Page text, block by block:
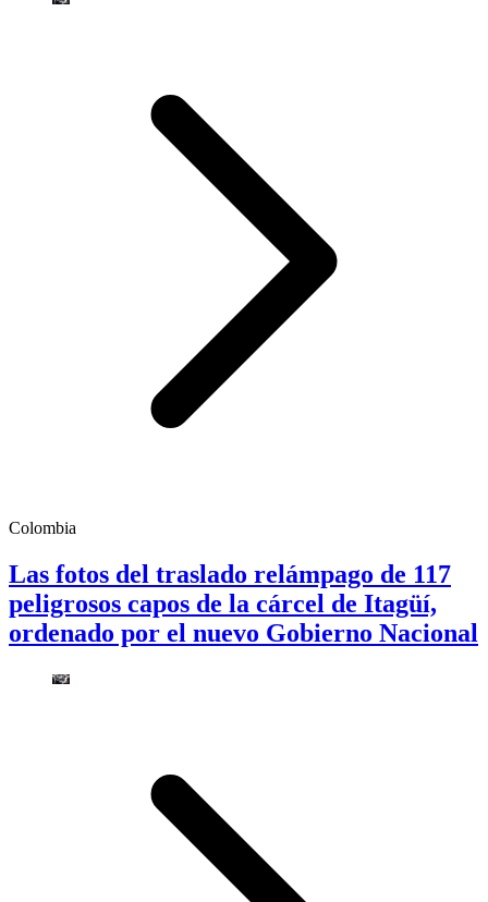
Colombia
Las fotos del traslado relámpago de 117
peligrosos capos de la cárcel de Itagüí,
ordenado por el nuevo Gobierno Nacional